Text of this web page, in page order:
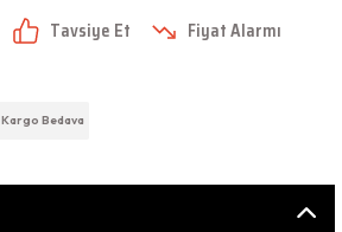
Tavsiye Et
Fiyat Alarmı
Kargo Bedava